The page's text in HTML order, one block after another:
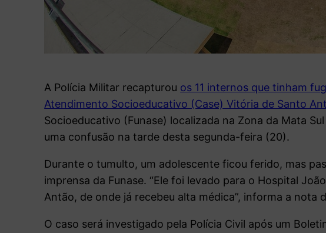
A Polícia Militar recapturou os 11 internos que tinham
Atendimento Socioeducativo (Case) Vitória de Santo
Socioeducativo (Funase) localizada na Zona da Mata
uma confusão na tarde desta segunda-feira (20).
Durante o tumulto, um adolescente ficou ferido, mas
imprensa da Funase. “Ele foi levado para o Hospital
Antão, de onde já recebeu alta médica”, informa a nota
O caso será investigado pela Polícia Civil após um